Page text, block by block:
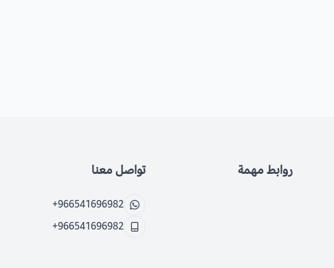
روابط مهمة تواصل معنا
+966541696982
+966541696982